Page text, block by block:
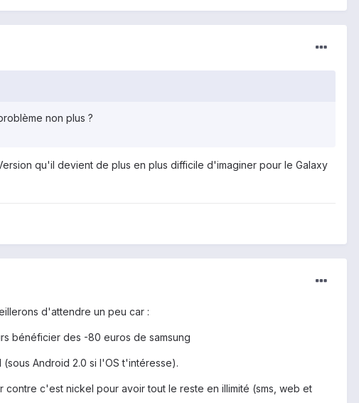
non plus ?
qu'il devient de plus en plus difficile d'imaginer pour le Galaxy
d'attendre un peu car :
bénéficier des -80 euros de samsung
Android 2.0 si l'OS t'intéresse).
c'est nickel pour avoir tout le reste en illimité (sms, web et